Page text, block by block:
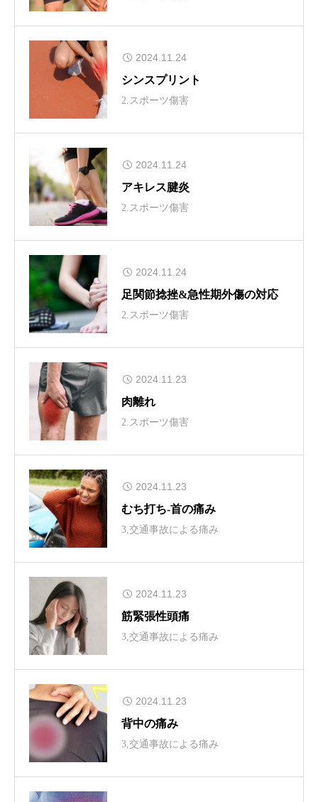
2024.11.24
シンスプリント
2.スポーツ傷害
2024.11.24
アキレス腱炎
2.スポーツ傷害
2024.11.24
足関節捻挫&急性期外傷の対応
2.スポーツ傷害
2024.11.23
肉離れ
2.スポーツ傷害
2024.11.23
むち打ち‐首の痛み
3,交通事故による痛み
2024.11.23
筋緊張性頭痛
3,交通事故による痛み
2024.11.23
背中の痛み
3,交通事故による痛み